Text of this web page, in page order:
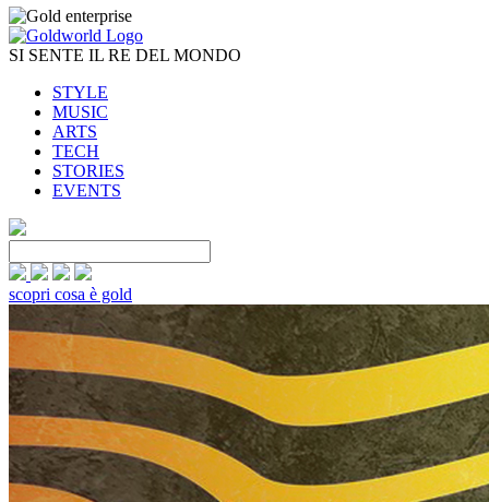
SI SENTE IL RE DEL MONDO
STYLE
MUSIC
ARTS
TECH
STORIES
EVENTS
scopri cosa è gold